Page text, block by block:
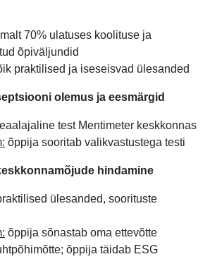
70% ulatuses koolituse ja
õpiväljundid
praktilised ja iseseisvad ülesanded
olemus ja eesmärgid
test Mentimeter keskkonnas
õppija sooritab valikvastustega testi
hindamine
ülesanded, soorituste
õppija sõnastab oma ettevõtte
õppija täidab ESG